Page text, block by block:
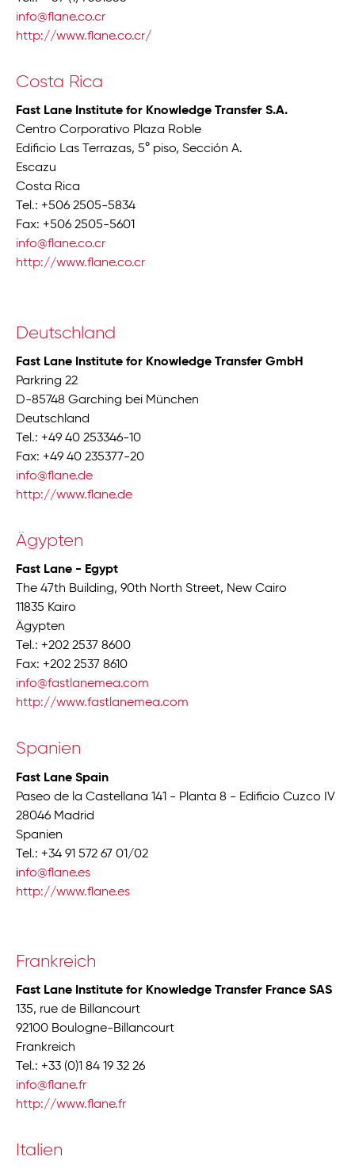
info@flane.co.cr
http://www.flane.co.cr/
Costa Rica
Fast Lane Institute for Knowledge Transfer S.A.
Centro Corporativo Plaza Roble
Edificio Las Terrazas, 5° piso, Sección A.
Escazu
Costa Rica
Tel.: +506 2505-5834
Fax: +506 2505-5601
info@flane.co.cr
http://www.flane.co.cr
Deutschland
Fast Lane Institute for Knowledge Transfer GmbH
Parkring 22
D-85748 Garching bei München
Deutschland
Tel.: +49 40 253346-10
Fax: +49 40 235377-20
info@flane.de
http://www.flane.de
Ägypten
Fast Lane - Egypt
The 47th Building, 90th North Street, New Cairo
11835 Kairo
Ägypten
Tel.: +202 2537 8600
Fax: +202 2537 8610
info@fastlanemea.com
http://www.fastlanemea.com
Spanien
Fast Lane Spain
Paseo de la Castellana 141 - Planta 8 - Edificio Cuzco IV
28046 Madrid
Spanien
Tel.: +34 91 572 67 01/02
info@flane.es
http://www.flane.es
Frankreich
Fast Lane Institute for Knowledge Transfer France SAS
135, rue de Billancourt
92100 Boulogne-Billancourt
Frankreich
Tel.: +33 (0)1 84 19 32 26
info@flane.fr
http://www.flane.fr
Italien